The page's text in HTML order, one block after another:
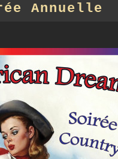
Annuelle